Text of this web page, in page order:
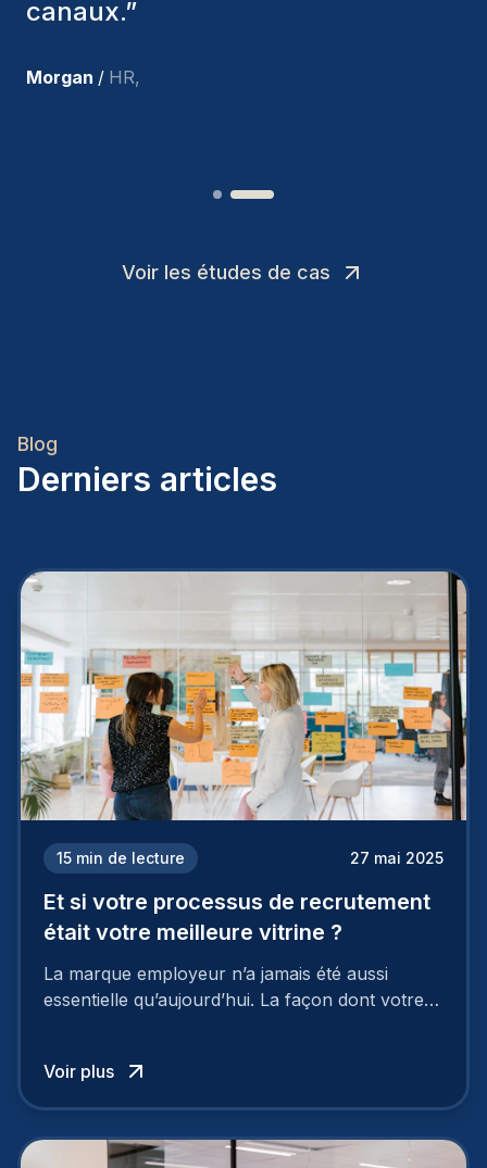
suis très satisfait des nouvelles
Voir les études de cas
Blog
Derniers articles
15 min de lecture 27 mai 2025
Et si votre processus de recrutement
était votre meilleure vitrine ?
La marque employeur n’a jamais été aussi
essentielle qu’aujourd’hui. La façon dont votre
à perdre les meilleurs profils.
Voir plus